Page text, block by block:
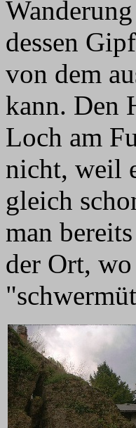
dessen
von dem
kann. Den
Loch am
nicht, weil
gleich
man
der Ort,